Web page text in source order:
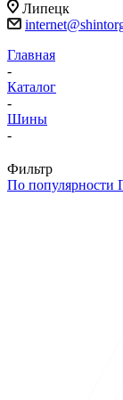
Липецк
Главная
-
Каталог
-
Шины
-
Фильтр
По популярности